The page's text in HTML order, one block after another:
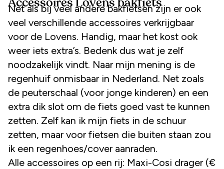
Accessoires Lovens bakfiets
Net als bij veel andere bakfietsen zijn er ook
veel verschillende accessoires verkrijgbaar
voor de Lovens. Handig, maar het kost ook
weer iets extra’s. Bedenk dus wat je zelf
noodzakelijk vindt. Naar mijn mening is de
regenhuif onmisbaar in Nederland. Net zoals
de peuterschaal (voor jonge kinderen) en een
extra dik slot om de fiets goed vast te kunnen
zetten. Zelf kan ik mijn fiets in de schuur
zetten, maar voor fietsen die buiten staan zou
ik een regenhoes/cover aanraden.
Alle accessoires op een rij: Maxi-Cosi drager (€